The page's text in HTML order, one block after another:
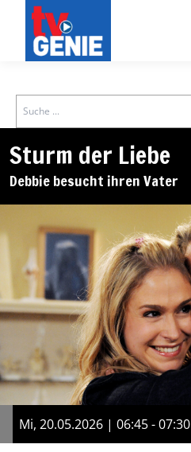
Search
Sturm der Liebe
Debbie besucht ihren Vater
Mi, 20.05.2026 | 06:45 - 07:30